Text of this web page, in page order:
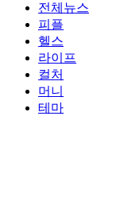
전체뉴스
피플
헬스
라이프
컬처
머니
테마